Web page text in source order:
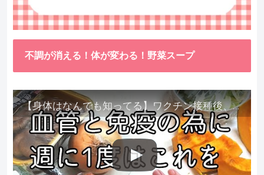
不調が消える！体が変わる！野菜スープ
【身体はなんでも知ってる】ワクチン接種後、異常に食べたくなった野菜が細胞回復に貢献してくれました。